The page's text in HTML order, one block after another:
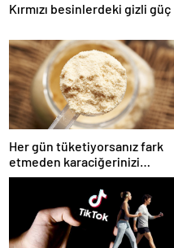
Kırmızı besinlerdeki gizli güç
Her gün tüketiyorsanız fark
etmeden karaciğerinizi
bitiriyorsunuz!